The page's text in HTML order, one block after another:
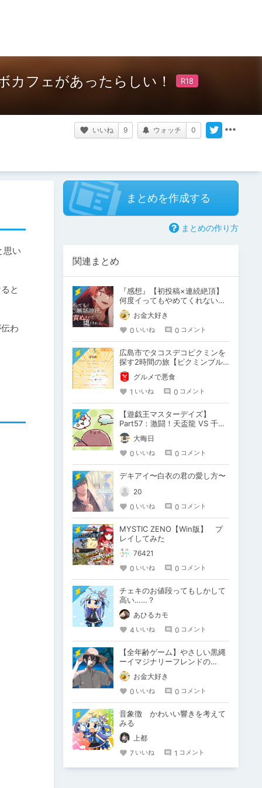
カフェがあったらしい！
いいね 9 ウォッチ 0
思い
と
わ
まとめを作成する
まとめの作り方
関連まとめ
『感想』【初投稿×連続絶頂】
何度イってもやめてくれない嫉
妬彼氏に激責めされて堕とされ
る。お金大好き
0 いいね 0 コメント
広島市でタコスデコピクミンを
探す2時間の旅【ピクミンブル
ーム / Pikmin Bloom】
グルメで悪食
1 いいね 0 コメント
【遊戯王マスターデイズ】
Part57：激闘！天盃龍 VS 千年
D【架空デュエル】
大晦日
0 いいね 0 コメント
デキアイ〜白衣の君の愛し方〜
20
0 いいね 0 コメント
MYSTIC ZENO【Win版】 プ
レイしてみた
76421
0 いいね 0 コメント
チェキのお値段ってもしかして
高い……？
あひるカモ
4 いいね 0 コメント
【全年齢ゲーム】やさしい黒縄
ーイマジナリーフレンドの
「彼」と過ごすおぼんやすみー
お金大好き
0 いいね 0 コメント
音象徴 かわいい響きを考えて
みる
上都
7 いいね 1 コメント